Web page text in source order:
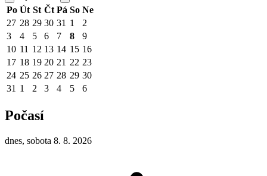
Po Út St Čt Pá So Ne
27 28 29 30 31 1
2
3
4 5 6 7 8
9
10 11 12 13 14 15 16
17 18 19 20 21 22 23
24 25 26 27 28 29 30
31 1 2 3 4 5 6
Počasí
dnes, sobota 8. 8. 2026